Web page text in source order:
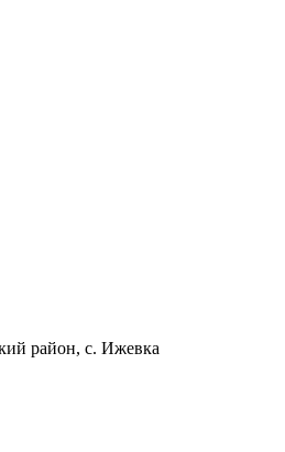
район, с. Ижевка